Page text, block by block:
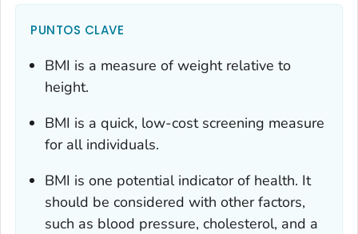
PUNTOS CLAVE
BMI is a measure of weight relative to
height.
BMI is a quick, low-cost screening measure
for all individuals.
BMI is one potential indicator of health. It
should be considered with other factors,
such as blood pressure, cholesterol, and a